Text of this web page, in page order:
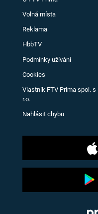
Volná místa
Reklama
HbbTV
Podmínky užívání
Cookies
Vlastník FTV Prima spol. s
r.o.
Nahlásit chybu